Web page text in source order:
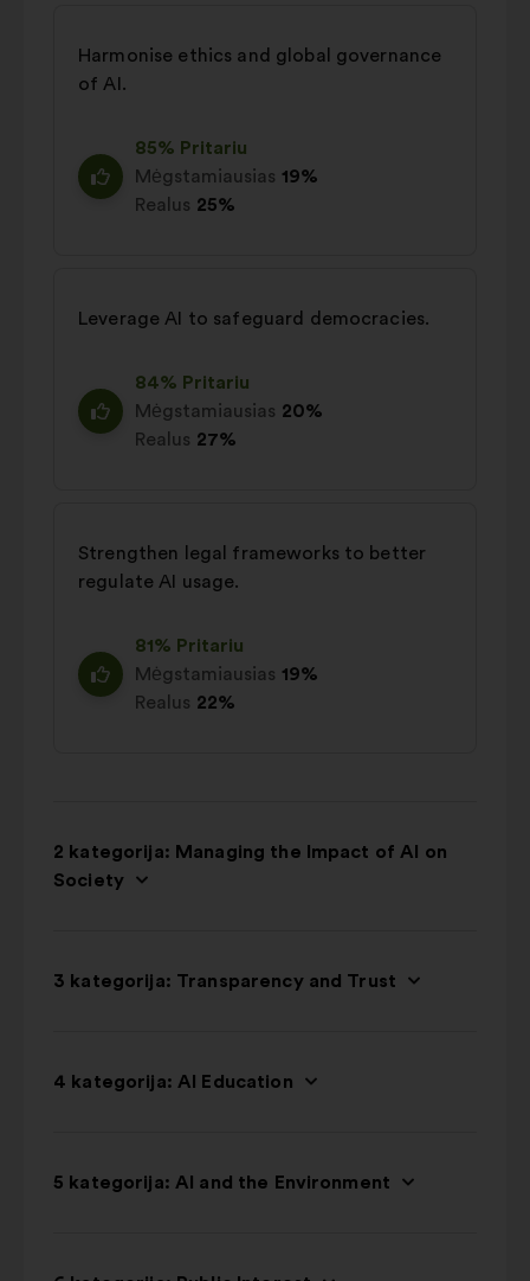
Harmonise ethics and global governance
of AI.
85% Pritariu
Mėgstamiausias 19%
Realus 25%
Leverage AI to safeguard democracies.
84% Pritariu
Mėgstamiausias 20%
Realus 27%
Strengthen legal frameworks to better
regulate AI usage.
81% Pritariu
Mėgstamiausias 19%
Realus 22%
2 kategorija: Managing the Impact of AI on
Society
3 kategorija: Transparency and Trust
4 kategorija: AI Education
5 kategorija: AI and the Environment